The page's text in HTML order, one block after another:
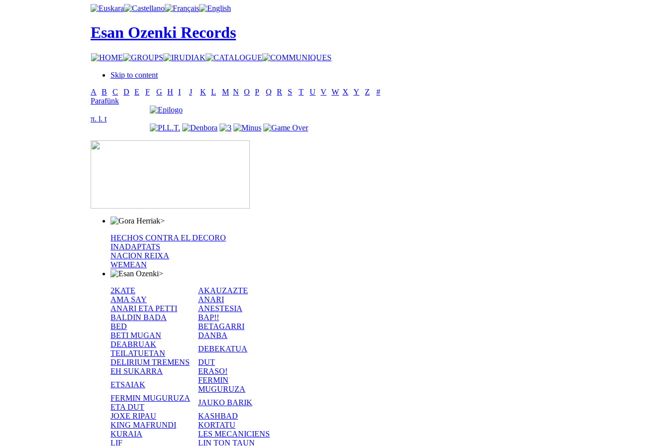
Esan Ozenki Records
Skip to content
A
B C D E F G H I J K L M N O P Q R S T U V W X Y Z
#
Parafünk
π. l. t
>
HECHOS CONTRA EL DECORO
INADAPTATS
NACION REIXA
WEMEAN
>
2KATE
AKAUZAZTE
AMA SAY
ANARI
ANARI ETA PETTI
ANESTESIA
BALDIN BADA
BAP!!
BED
BETAGARRI
BETI MUGAN
DANBA
DEABRUAK
TEILATUETAN
DEBEKATUA
DELIRIUM TREMENS
DUT
EH SUKARRA
ERASO!
ETSAIAK
FERMIN
MUGURUZA
FERMIN MUGURUZA
ETA DUT
JAUKO BARIK
JOXE RIPAU
KASHBAD
KING MAFRUNDI
KORTATU
KURAIA
LES MECANICIENS
LIF
LIN TON TAUN